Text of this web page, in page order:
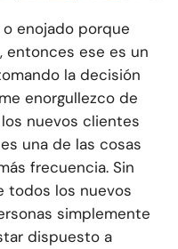
enojado porque
ese es un
la decisión
enorgullezco de
nuevos clientes
una de las cosas
frecuencia. Sin
todos los nuevos
simplemente
dispuesto a